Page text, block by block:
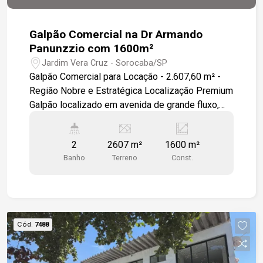
Galpão Comercial na Dr Armando
Panunzzio com 1600m²
Jardim Vera Cruz - Sorocaba/SP
Galpão Comercial para Locação - 2.607,60 m² -
Região Nobre e Estratégica Localização Premium
Galpão localizado em avenida de grande fluxo,
importantes na mesma via: Faculdade
Anhanguera, McDonald`s e Supermercado
Confiança. Ideal para empresas que precisam de
pé-direito alto, estrutura metálica e telhado amplo
- Piso: Ambientes com piso cerâmico e
cimentado, prontos para adaptar ao seu negócio -
Interno: Amplo salão livre, sem colunas centrais,
2
Banho
2607 m²
Terreno
1600 m²
Const.
Cód. 7488